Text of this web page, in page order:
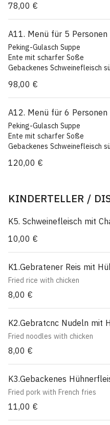
Hühnerfilet mit Champignons
Lychce-Obst
Menu for 4 persons
Duck with hot sauce
Baked pork sweet-and-sour
beef with broccoli
Chicken with musbrooms and
78,00 €
A11. Menü für 5 Personen
Peking-Gulasch Suppe
Ente mit scharfer Soße
Gebackenes Schweinefleisch
Hühnerfilet mit Champignons
Acht Kostbarkeiten(scharf)
Lychce-Obst
Peking-goulash soup
Duck with hot sauce
Baked pork sweet-and-sour
beef with broccoli
98,00 €
A12. Menü für 6 Personen
Peking-Gulasch Suppe
Ente mit scharfer Soße
Gebackenes Schweinefleisch
Hühnerfilet mit Champignons
Lychce-Obst
Peking-goulash soup
Baked pork sweet-and-sour
Eight treasures
Baked kingparwns with sweet-
Lychhee-fruits.
120,00 €
KINDERTELLER /
K5. Schweinefleisch mit
10,00 €
K1.Gebratener Reis mit
Fried rice with chicken
8,00 €
K2.Gebratcnc Nudeln mit
Fried noodles with chicken
8,00 €
K3.Gebackenes
Fried pork with French fries
11,00 €